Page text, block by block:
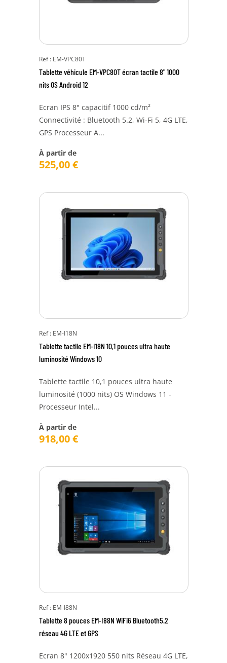
Ref : EM-VPC80T
Tablette véhicule EM-VPC80T écran tactile 8" 1000
nits OS Android 12
Ecran IPS 8" capacitif 1000 cd/m²
Connectivité : Bluetooth 5.2, Wi-Fi 5, 4G LTE,
GPS Processeur A...
À partir de
525,00€
Ref : EM-I18N
Tablette tactile EM-I18N 10,1 pouces ultra haute
luminosité Windows 10
Tablette tactile 10,1 pouces ultra haute
luminosité (1000 nits) OS Windows 11 -
Processeur Intel...
À partir de
918,00€
Ref : EM-I88N
Tablette 8 pouces EM-I88N WiFi6 Bluetooth5.2
réseau 4G LTE et GPS
Ecran 8" 1200x1920 550 nits Réseau 4G LTE,